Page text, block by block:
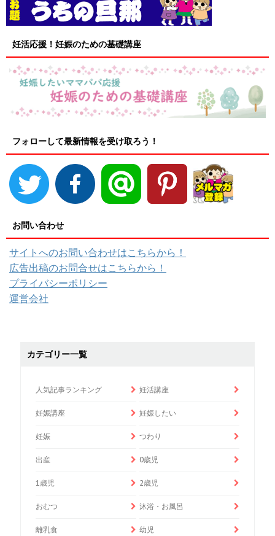
妊活応援！妊娠のための基礎講座
フォローして最新情報を受け取ろう！
お問い合わせ
サイトへのお問い合わせはこちらから！
広告出稿のお問合せはこちらから！
プライバシーポリシー
運営会社
カテゴリー一覧
人気記事ランキング 妊活講座
妊娠講座 妊娠したい
妊娠 つわり
出産 0歳児
1歳児 2歳児
おむつ 沐浴・お風呂
離乳食 幼児